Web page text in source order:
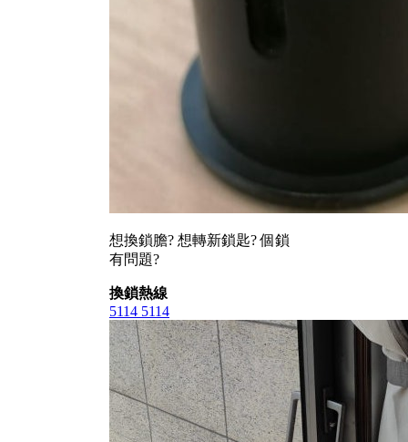
想換鎖膽? 想轉新鎖匙? 個鎖
有問題?
換鎖熱線
5114 5114